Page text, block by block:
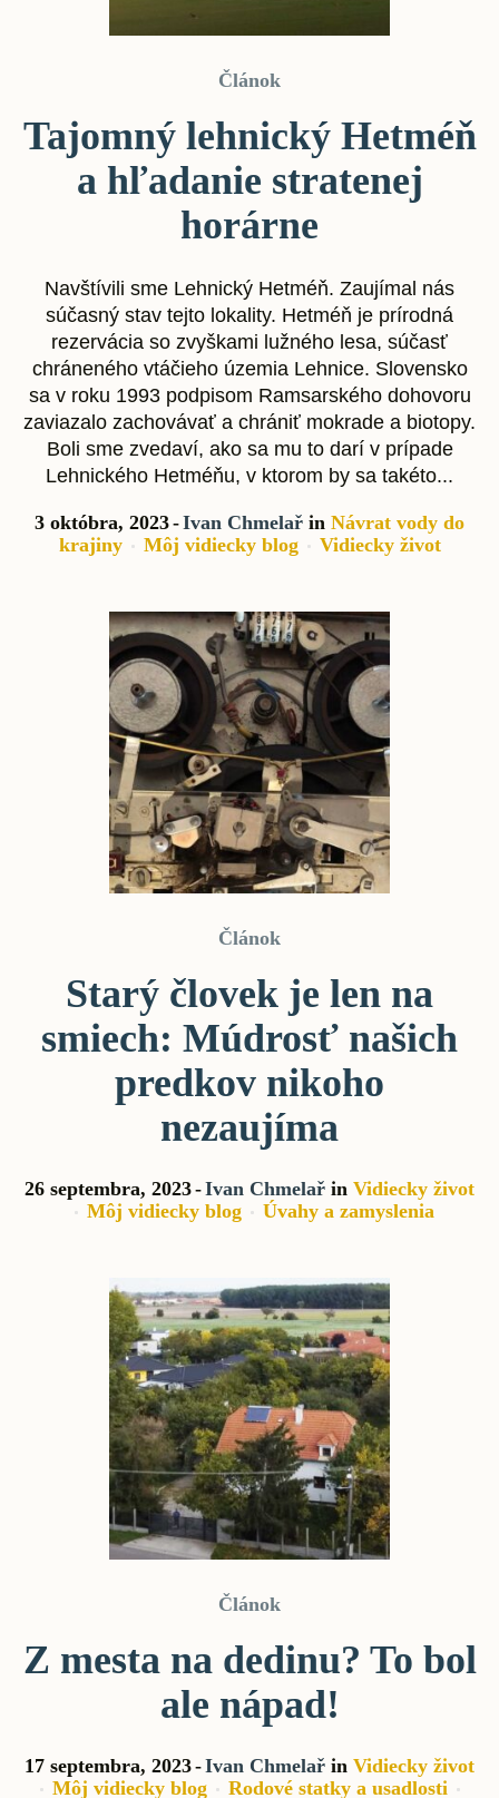
Článok
Tajomný lehnický Hetméň
a hľadanie stratenej
horárne
Navštívili sme Lehnický Hetméň. Zaujímal nás
súčasný stav tejto lokality. Hetméň je prírodná
rezervácia so zvyškami lužného lesa, súčasť
chráneného vtáčieho územia Lehnice. Slovensko
sa v roku 1993 podpisom Ramsarského dohovoru
zaviazalo zachovávať a chrániť mokrade a biotopy.
Boli sme zvedaví, ako sa mu to darí v prípade
Lehnického Hetméňu, v ktorom by sa takéto...
3 októbra, 2023 Ivan Chmelař in Návrat vody do
krajiny
Môj vidiecky blog Vidiecky život
Článok
Starý človek je len na
smiech: Múdrosť našich
predkov nikoho
nezaujíma
26 septembra, 2023 Ivan Chmelař in Vidiecky život
Môj vidiecky blog
Úvahy a zamyslenia
Článok
Z mesta na dedinu? To bol
ale nápad!
17 septembra, 2023 Ivan Chmelař in Vidiecky život
Môj vidiecky blog
Rodové statky a usadlosti